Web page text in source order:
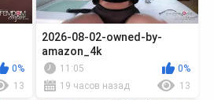
0%
13
2026-08-02-owned-by-
amazon_4k
11:05
0%
19 часов назад
13